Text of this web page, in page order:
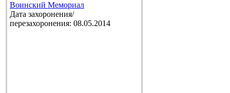
Воинский Мемориал
Дата захоронения/
перезахоронения: 08.05.2014